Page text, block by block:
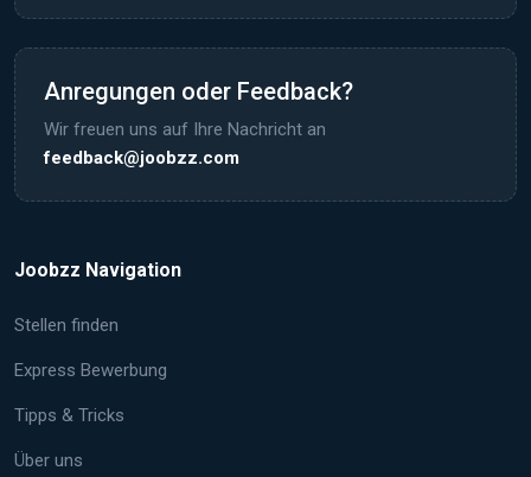
Anregungen oder Feedback?
Wir freuen uns auf Ihre Nachricht an
feedback@joobzz.com
Joobzz Navigation
Stellen finden
Express Bewerbung
Tipps & Tricks
Über uns